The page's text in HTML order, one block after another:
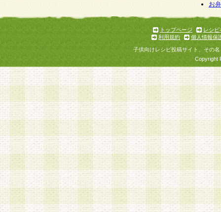
お
トップページ
レシピ
利用規約
個人情報保
子供向けレシピ投稿サイト、その
Copyright